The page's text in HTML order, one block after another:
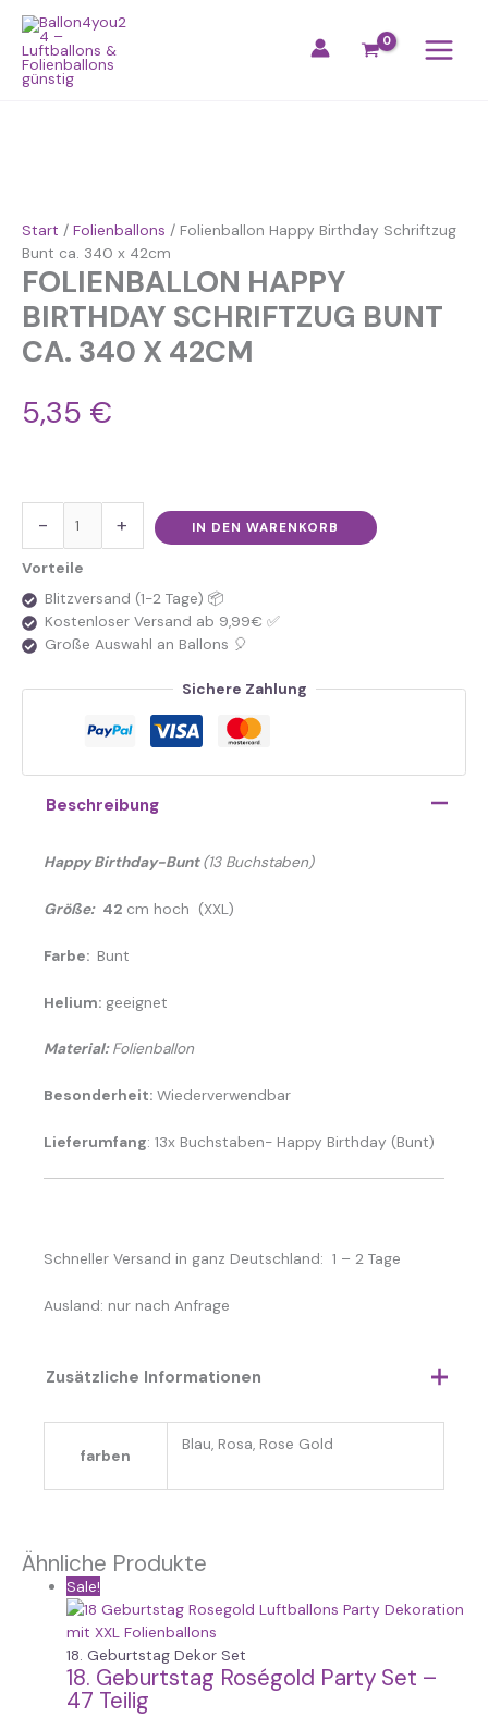
Inhalt
springen
Start / Folienballons / Folienballon Happy Birthday Schriftzug
Bunt ca. 340 x 42cm
FOLIENBALLON HAPPY
BIRTHDAY SCHRIFTZUG BUNT
CA. 340 X 42CM
5,35 €
-
Folienballon
Happy
Birthday
Schriftzug
Bunt
ca.
340
42cm
+ IN DEN WARENKORB
Vorteile
Blitzversand (1-2 Tage) 📦
Kostenloser Versand ab 9,99€ ✅
Große Auswahl an Ballons 🎈
Sichere Zahlung
Beschreibung
Happy Birthday-Bunt(13 Buchstaben)
Größe: 42 cm hoch (XXL)
Farbe: Bunt
Helium:geeignet
Material:Folienballon
Besonderheit:Wiederverwendbar
Lieferumfang: 13x Buchstaben- Happy Birthday (Bunt)
Schneller Versand in ganz Deutschland: 1 – 2 Tage
Ausland: nur nach Anfrage
Zusätzliche Informationen
farben
Blau, Rosa, Rose Gold
Ähnliche Produkte
Sale!
18. Geburtstag Dekor Set
18. Geburtstag Roségold Party Set –
47 Teilig
Ursprünglicher
Aktueller
Ursprünglicher
Aktueller
Ursprünglicher
Aktueller